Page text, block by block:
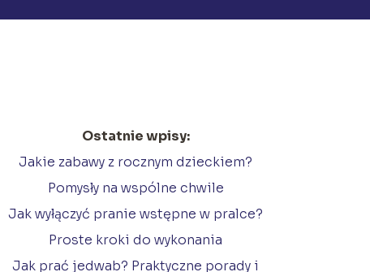
Ostatnie wpisy:
Jakie zabawy z rocznym dzieckiem?
Pomysły na wspólne chwile
Jak wyłączyć pranie wstępne w pralce?
Proste kroki do wykonania
Jak prać jedwab? Praktyczne porady i